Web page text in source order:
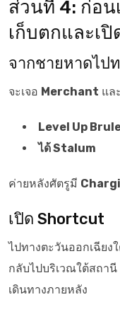
ส่วนที่ 4: ก่อน
เก็บตกและเ
จากชายหาดไป
จะเจอ Merchant แล
Level Up
ได้ Stalum
ค่ายหลังศัตรูมี
เปิด Shortcut
ไปทางตะวันออกเฉียง
กลับไปบริเวณใต้สถา
เดินทางภายหลัง